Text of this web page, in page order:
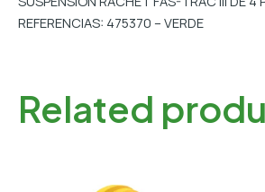
REFERENCIAS: 475370 – VERDE
Related